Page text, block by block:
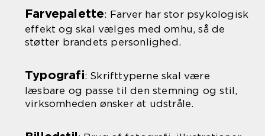
Farvepalette: Farver har stor psykologisk
effekt og skal vælges med omhu, så de
støtter brandets personlighed.
Typografi: Skrifttyperne skal være
læsbare og passe til den stemning og stil,
virksomheden ønsker at udstråle.